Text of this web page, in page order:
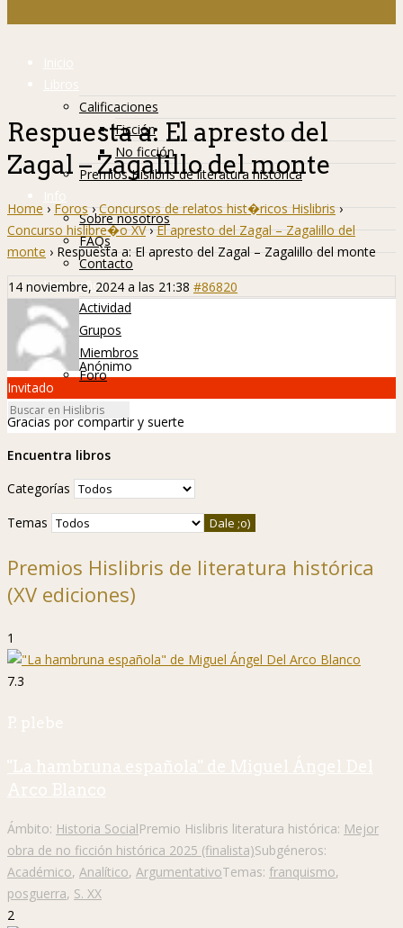
Inicio
Libros
Calificaciones
Ficción
No ficción
Premios Hislibris de literatura histórica
Info
Sobre nosotros
FAQs
Contacto
Hislibreños
Actividad
Grupos
Miembros
Foro
Respuesta a: El apresto del
Zagal – Zagalillo del monte
Home › Foros › Concursos de relatos hist�ricos Hislibris ›
Concurso hislibre�o XV › El apresto del Zagal – Zagalillo del
monte › Respuesta a: El apresto del Zagal – Zagalillo del monte
14 noviembre, 2024 a las 21:38 #86820
Anónimo
Invitado
Gracias por compartir y suerte
Encuentra libros
Categorías
Temas
Premios Hislibris de literatura histórica
(XV ediciones)
1
7.3
P. plebe
"La hambruna española" de Miguel Ángel Del
Arco Blanco
Ámbito: Historia SocialPremio Hislibris literatura histórica: Mejor
obra de no ficción histórica 2025 (finalista)Subgéneros:
Académico, Analítico, ArgumentativoTemas: franquismo,
posguerra, S. XX
2